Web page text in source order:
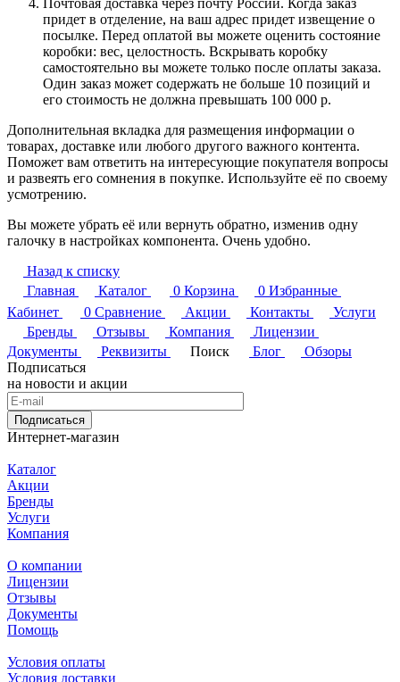
придет в отделение, на ваш адрес придет извещение о
посылке. Перед оплатой вы можете оценить состояние
коробки: вес, целостность. Вскрывать коробку
самостоятельно вы можете только после оплаты заказа.
Один заказ может содержать не больше 10 позиций и
его стоимость не должна превышать 100 000 р.
Дополнительная вкладка для размещения информации о
товарах, доставке или любого другого важного контента.
Поможет вам ответить на интересующие покупателя вопросы
и развеять его сомнения в покупке. Используйте её по своему
усмотрению.
Вы можете убрать её или вернуть обратно, изменив одну
галочку в настройках компонента. Очень удобно.
Назад к списку
Главная
Каталог 0 Корзина 0 Избранные
Кабинет
0 Сравнение Акции Контакты
Услуги
Бренды
Отзывы Компания
Лицензии
Документы
Реквизиты Поиск Блог
Обзоры
Подписаться
на новости и акции
Подписаться
Интернет-магазин
Каталог
Акции
Бренды
Услуги
Компания
О компании
Лицензии
Отзывы
Документы
Помощь
Условия оплаты
Условия доставки